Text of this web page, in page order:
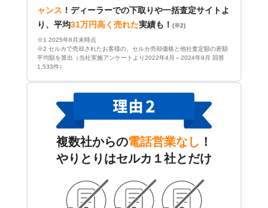
ャンス ！ ディーラーでの下取りや一括査定サイトよ
り、平均31万円高く売れた実績も！ (※2)
※1 2025年8月末時点
※2 セルカで売却されたお客様の、セルカ売却価格と他社査定額の差額
平均額を算出（当社実施アンケートより2022年4月～2024年9月 回答
1,533件）
複数社からの電話営業なし ！
やりとりはセルカ１社とだけ